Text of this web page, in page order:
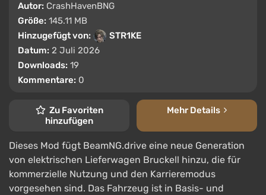
Autor: CrashHavenBNG
Größe: 145.11 MB
Hinzugefügt von:
STR1KE
Datum: 2 Juli 2026
Downloads: 19
Kommentare: 0
Zu Favoriten
hinzufügen
Mehr Details
Dieses Mod fügt BeamNG.drive eine neue Generation
von elektrischen Lieferwagen Bruckell hinzu, die für
kommerzielle Nutzung und den Karrieremodus
vorgesehen sind. Das Fahrzeug ist in Basis- und